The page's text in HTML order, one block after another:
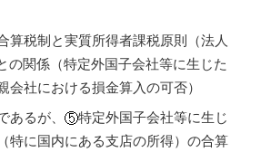
算税制と実質所得者課税原則（法人
の関係（特定外国子会社等に生じた
会社における損金算入の可否）
あるが、
特定外国子会社等に生じ
特に国内にある支店の所得）の合算